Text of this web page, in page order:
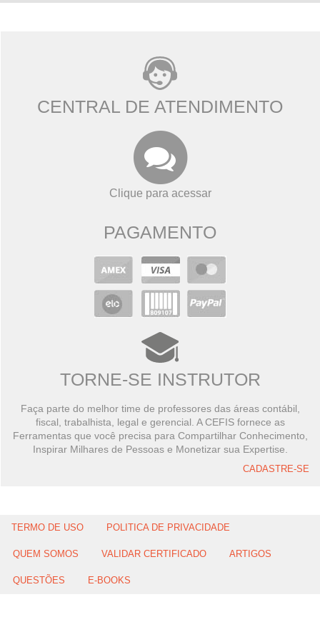
CENTRAL DE ATENDIMENTO
Clique para acessar
PAGAMENTO
TORNE-SE INSTRUTOR
Faça parte do melhor time de professores das áreas contábil,
fiscal, trabalhista, legal e gerencial. A CEFIS fornece as
Ferramentas que você precisa para Compartilhar Conhecimento,
Inspirar Milhares de Pessoas e Monetizar sua Expertise.
CADASTRE-SE
TERMO DE USO POLITICA DE PRIVACIDADE
QUEM SOMOS VALIDAR CERTIFICADO ARTIGOS
QUESTÕES E-BOOKS